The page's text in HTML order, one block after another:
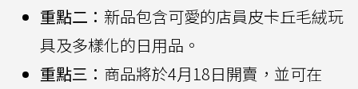
重點二： 新品包含可愛的店員皮卡丘毛絨玩
具及多樣化的日用品。
重點三： 商品將於4月18日開賣，並可在